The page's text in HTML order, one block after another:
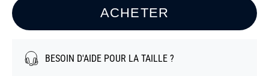
ACHETER
BESOIN D'AIDE POUR LA TAILLE ?